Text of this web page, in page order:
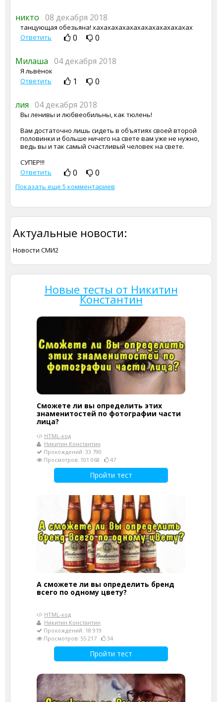
никто 08 декабря 2018
танцующая обезьяна! хахахахахахахахахахахахахах
Ответить
0 0
Милаша 04 декабря 2018
Я львёнок
Ответить
1 0
лия 04 декабря 2018
Вы ленивы и любвеобильны, как тюлень!
Вам достаточно лишь сидеть в объятиях своей второй
половинки и больше ничего на свете вам уже не нужно,
ведь вы и так самый счастливый человек на свете.
СУПЕР!!!
Ответить
0 0
Показать еще 5 комментариев
Актуальные новости:
Новости СМИ2
Новые тесты от Никитин
Константин
Сможете ли вы определить этих
знаменитостей по фотографии части
лица?
HTML-код
Никитин Константин
Прохождений: 33 790
Просмотров: 101 068
47
Пройти тест
А сможете ли вы определить бренд
всего по одному цвету?
HTML-код
Никитин Константин
Прохождений: 18 919
Просмотров: 55 217
34
Пройти тест